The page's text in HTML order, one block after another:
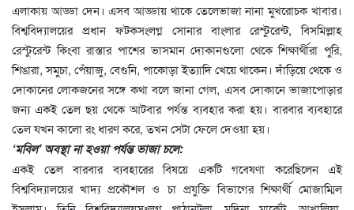
এলাকায় আড্ডা দেন। এসব আড্ডায় থাকে তেলেভাজা নানা মুখরোচক খাবার।
বিশ্ববিদ্যালয়ের প্রধান ফটকসংলগ্ন সোনার বাংলার রেস্টুরেন্ট, বিসমিল্লাহ
রেস্টুরেন্ট কিংবা রাস্তার পাশের ভাসমান দোকানগুলো থেকে শিক্ষার্থীরা পুরি,
শিঙারা, সমুচা, পেঁয়াজু, বেগুনি, পাকোড়া ইত্যাদি খেয়ে থাকেন। দাঁড়িয়ে থেকে ও
দোকানের লোকজনের সঙ্গে কথা বলে জানা গেল, এসব দোকানে ভাজাপোড়ার
জন্য একই তেল ছয় থেকে আটবার পর্যন্ত ব্যবহার করা হয়। বারবার ব্যবহারে
তেল যখন কালো রং ধারণ করে, তখন সেটা ফেলে দেওয়া হয়।
‘মবিল’ অবস্থা না হওয়া পর্যন্ত ভাজা চলে:
একই তেল বারবার ব্যবহারের বিষয়ে একটি গবেষণা করেছিলেন এই
বিশ্ববিদ্যালয়ের খাদ্য প্রকৌশল ও চা প্রযুক্তি বিভাগের শিক্ষার্থী মোজাম্মিল